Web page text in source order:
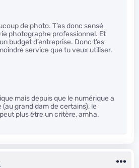
de photo. T’es donc sensé
photographe professionnel. Et
budget d’entreprise. Donc t’es
service que tu veux utiliser.
mais depuis que le numérique a
(au grand dam de certains), le
plus être un critère, amha.